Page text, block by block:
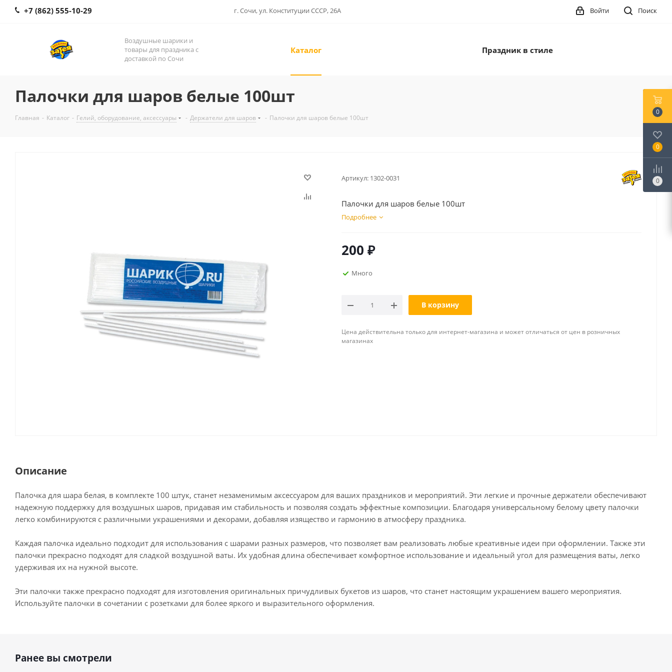
+7 (862) 555-10-29 г. Сочи, ул. Конституции СССР, 26А Поиск
Войти
Воздушные шарики и
товары для праздника с
доставкой по Сочи
Каталог Праздник в стиле
Палочки для шаров белые 100шт
Главная - Каталог - Гелий, оборудование, аксессуары - Держатели для шаров - Палочки для шаров белые 100шт
Артикул: 1302-0031
Палочки для шаров белые 100шт
Подробнее
200 ₽
Много
В корзину
Цена действительна только для интернет-магазина и может отличаться от цен в розничных
магазинах
Описание
Палочка для шара белая, в комплекте 100 штук, станет незаменимым аксессуаром для ваших праздников и мероприятий. Эти легкие и прочные держатели обеспечивают
надежную поддержку для воздушных шаров, придавая им стабильность и позволяя создать эффектные композиции. Благодаря универсальному белому цвету палочки
легко комбинируются с различными украшениями и декорами, добавляя изящество и гармонию в атмосферу праздника.
Каждая палочка идеально подходит для использования с шарами разных размеров, что позволяет вам реализовать любые креативные идеи при оформлении. Также эти
палочки прекрасно подходят для сладкой воздушной ваты. Их удобная длина обеспечивает комфортное использование и идеальный угол для размещения ваты, легко
удерживая их на нужной высоте.
Эти палочки также прекрасно подходят для изготовления оригинальных причудливых букетов из шаров, что станет настоящим украшением вашего мероприятия.
Используйте палочки в сочетании с розетками для более яркого и выразительного оформления.
Ранее вы смотрели
0
0
0